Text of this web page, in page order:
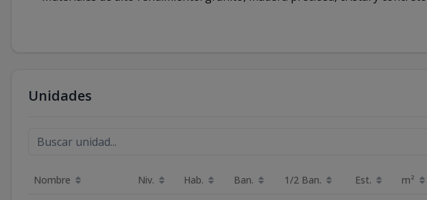
Unidades
Nombre Niv. Hab. Ban. 1/2 Ban. Est. m²